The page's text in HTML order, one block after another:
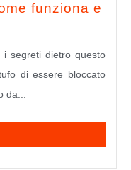
funziona e
i segreti dietro questo
di essere bloccato